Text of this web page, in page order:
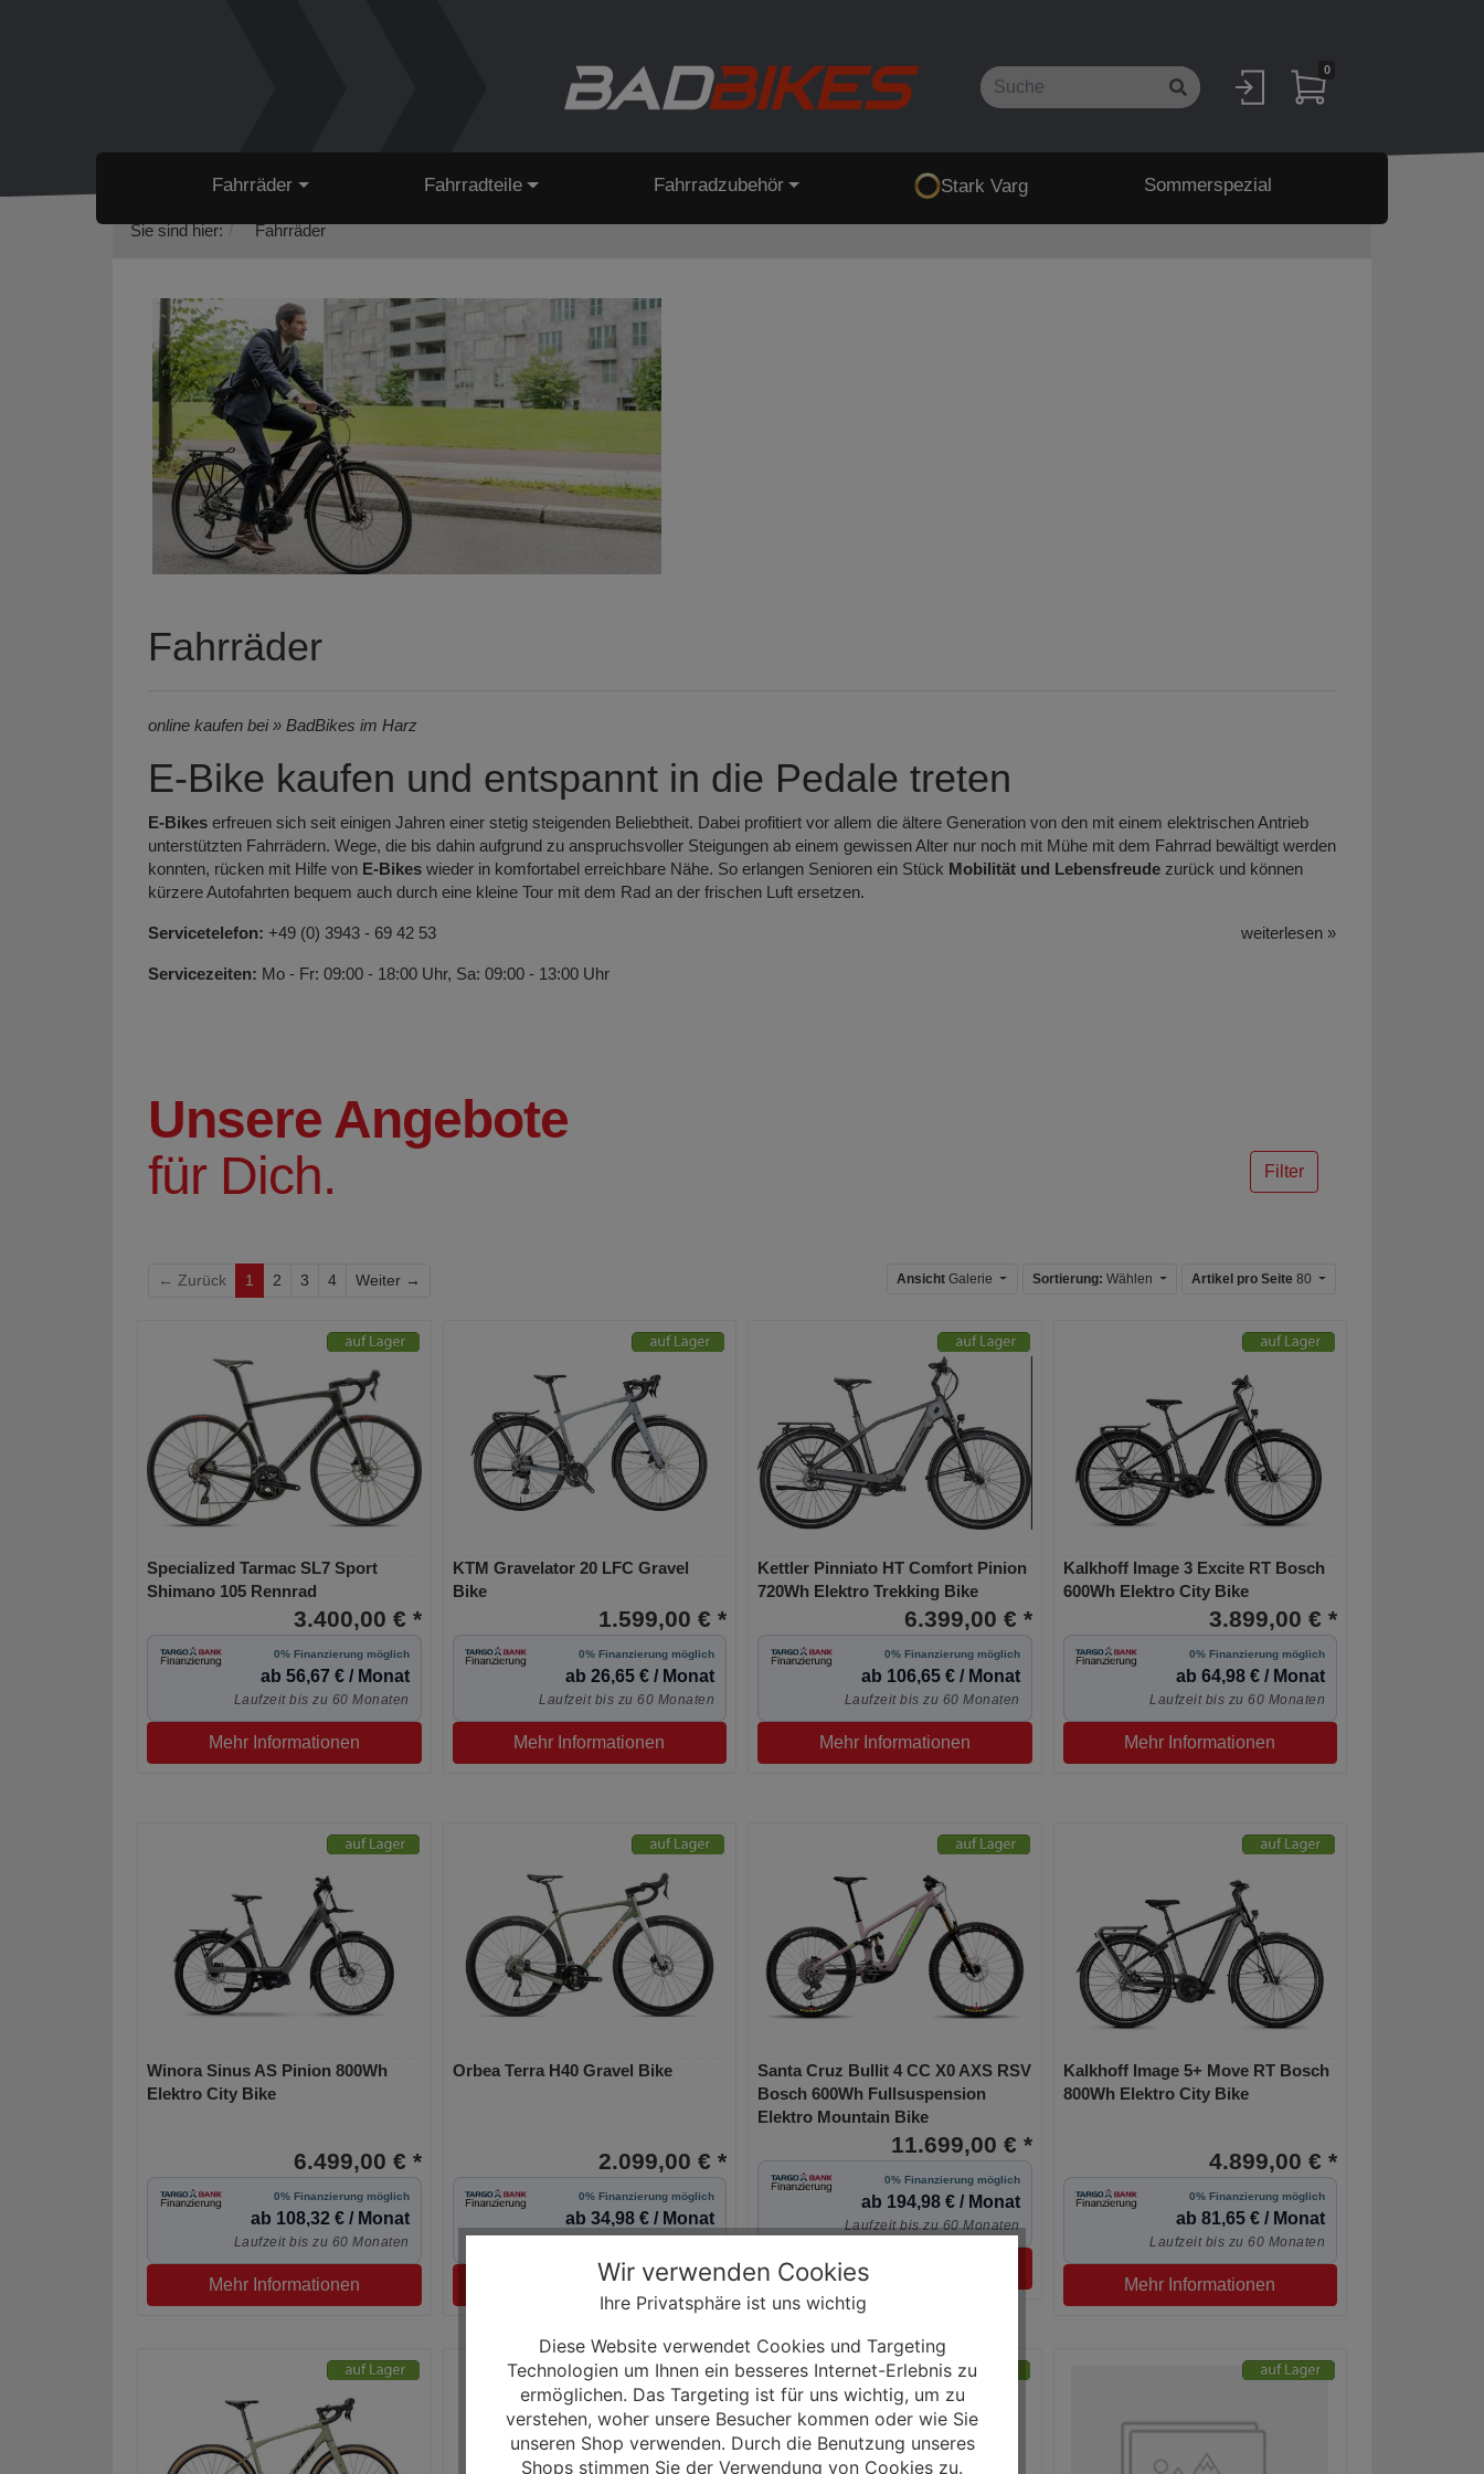
0
Fahrräder Fahrradteile Fahrradzubehör Stark Varg Sommerspezial
Sie sind hier: Fahrräder
Fahrräder
online kaufen bei » BadBikes im Harz
E-Bike kaufen und entspannt in die Pedale treten
E-Bikes erfreuen sich seit einigen Jahren einer stetig steigenden Beliebtheit. Dabei profitiert vor allem die ältere Generation von den mit einem elektrischen Antrieb
unterstützten Fahrrädern. Wege, die bis dahin aufgrund zu anspruchsvoller Steigungen ab einem gewissen Alter nur noch mit Mühe mit dem Fahrrad bewältigt werden
konnten, rücken mit Hilfe von E-Bikes wieder in komfortabel erreichbare Nähe. So erlangen Senioren ein Stück Mobilität und Lebensfreude zurück und können
kürzere Autofahrten bequem auch durch eine kleine Tour mit dem Rad an der frischen Luft ersetzen.
weiterlesen »
Servicetelefon: +49 (0) 3943 - 69 42 53
Servicezeiten: Mo - Fr: 09:00 - 18:00 Uhr, Sa: 09:00 - 13:00 Uhr
Unsere Angebote
für Dich.
Filter
← Zurück 1 2 3 4 Weiter → Ansicht Galerie Sortierung: Wählen Artikel pro Seite 80
Specialized Tarmac SL7 Sport
Shimano 105 Rennrad
3.400,00 € *
0% Finanzierung möglich
ab 56,67 € / Monat
Laufzeit bis zu 60 Monaten
Mehr Informationen
KTM Gravelator 20 LFC Gravel
Bike
1.599,00 € *
0% Finanzierung möglich
ab 26,65 € / Monat
Laufzeit bis zu 60 Monaten
Mehr Informationen
Kettler Pinniato HT Comfort Pinion
720Wh Elektro Trekking Bike
6.399,00 € *
0% Finanzierung möglich
ab 106,65 € / Monat
Laufzeit bis zu 60 Monaten
Mehr Informationen
Kalkhoff Image 3 Excite RT Bosch
600Wh Elektro City Bike
3.899,00 € *
0% Finanzierung möglich
ab 64,98 € / Monat
Laufzeit bis zu 60 Monaten
Mehr Informationen
Winora Sinus AS Pinion 800Wh
Elektro City Bike
6.499,00 € *
0% Finanzierung möglich
ab 108,32 € / Monat
Laufzeit bis zu 60 Monaten
Mehr Informationen
Orbea Terra H40 Gravel Bike
2.099,00 € *
0% Finanzierung möglich
ab 34,98 € / Monat
Mehr Informationen
Santa Cruz Bullit 4 CC X0 AXS RSV
Bosch 600Wh Fullsuspension
Elektro Mountain Bike
11.699,00 € *
0% Finanzierung möglich
ab 194,98 € / Monat
Laufzeit bis zu 60 Monaten
Mehr Informationen
Kalkhoff Image 5+ Move RT Bosch
800Wh Elektro City Bike
4.899,00 € *
0% Finanzierung möglich
ab 81,65 € / Monat
Laufzeit bis zu 60 Monaten
Mehr Informationen
Wir verwenden Cookies
Ihre Privatsphäre ist uns wichtig
Diese Website verwendet Cookies und Targeting
Technologien um Ihnen ein besseres Internet-Erlebnis zu
ermöglichen. Das Targeting ist für uns wichtig, um zu
verstehen, woher unsere Besucher kommen oder wie Sie
unseren Shop verwenden. Durch die Benutzung unseres
Shops stimmen Sie der Verwendung von Cookies zu.